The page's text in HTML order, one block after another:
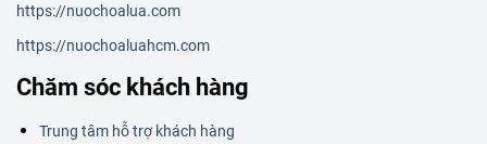
https://nuochoalua.com
https://nuochoaluahcm.com
Chăm sóc khách hàng
Trung tâm hỗ trợ khách hàng